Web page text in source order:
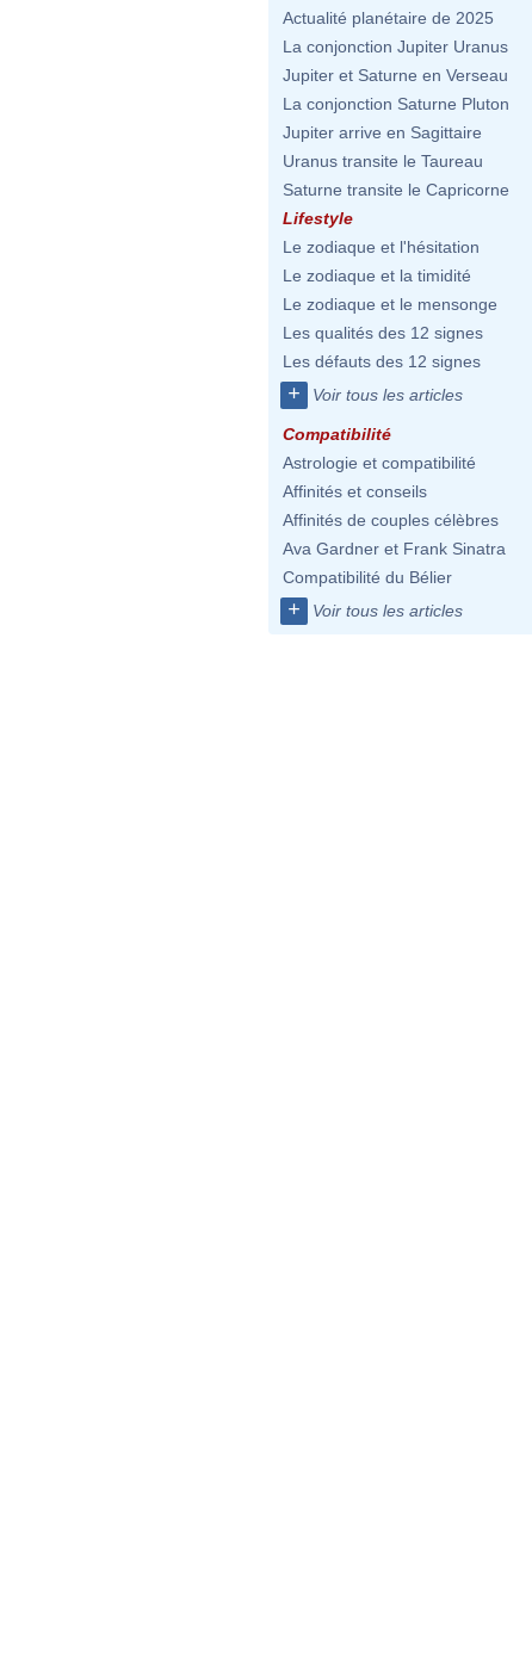
Actualité planétaire de 2025
La conjonction Jupiter Uranus
Jupiter et Saturne en Verseau
La conjonction Saturne Pluton
Jupiter arrive en Sagittaire
Uranus transite le Taureau
Saturne transite le Capricorne
Lifestyle
Le zodiaque et l'hésitation
Le zodiaque et la timidité
Le zodiaque et le mensonge
Les qualités des 12 signes
Les défauts des 12 signes
+ Voir tous les articles
Compatibilité
Astrologie et compatibilité
Affinités et conseils
Affinités de couples célèbres
Ava Gardner et Frank Sinatra
Compatibilité du Bélier
+ Voir tous les articles